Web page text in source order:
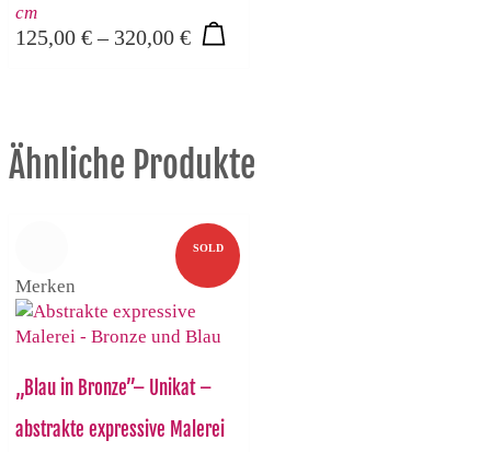
cm
125,00 € – 320,00 €Preisspanne:
mehrere
Varianten
auf
der
Produktseite
gewählt
werden
Ähnliche Produkte
SOLD
Merken
„Blau in Bronze”– Unikat –
abstrakte expressive Malerei